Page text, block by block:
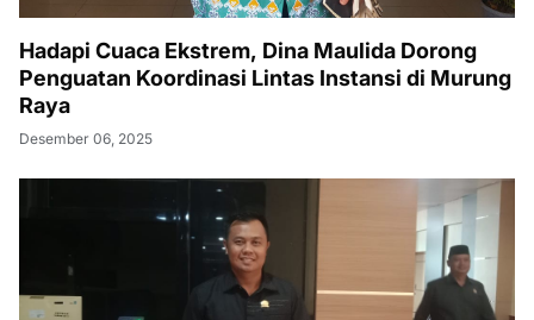
Hadapi Cuaca Ekstrem, Dina Maulida Dorong
Penguatan Koordinasi Lintas Instansi di Murung
Raya
Desember 06, 2025